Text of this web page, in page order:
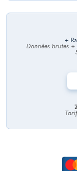
+
Données brutes